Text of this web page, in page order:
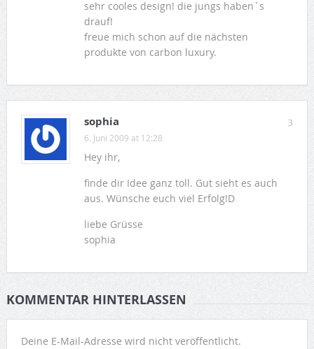
sehr cooles design! die jungs haben`s
drauf!
freue mich schon auf die nächsten
produkte von carbon luxury.
3
sophia
6. Juni 2009 at 12:28
Hey ihr,
finde dir Idee ganz toll. Gut sieht es auch
aus. Wünsche euch viel Erfolg!D
liebe Grüsse
sophia
KOMMENTAR HINTERLASSEN
Deine E-Mail-Adresse wird nicht veröffentlicht.